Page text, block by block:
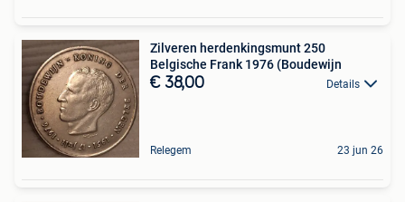
Zilveren herdenkingsmunt 250
Belgische Frank 1976 (Boudewijn
€ 38,00 Details
Relegem 23 jun 26